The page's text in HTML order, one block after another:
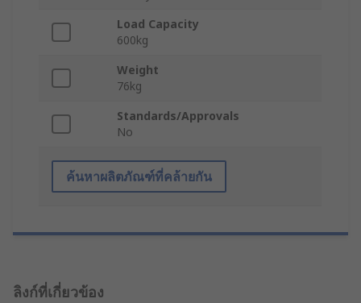
Load Capacity
600kg
Weight
76kg
Standards/Approvals
No
ค้นหาผลิตภัณฑ์ที่คล้ายกัน
ลิงก์ที่เกี่ยวข้อง